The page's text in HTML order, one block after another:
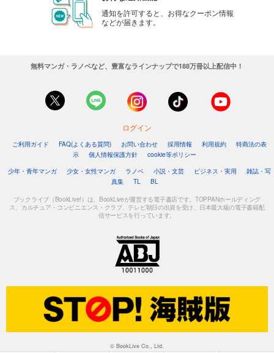
通知を許可すると、お得なクーポン情報
などが届きます。
無料マンガ・ラノベなど、豊富なラインナップで188万冊以上配信中！
ログイン
ご利用ガイド FAQ(よくある質問) お問い合わせ 採用情報 利用規約
特商法の表
示
個人情報保護方針
cookie等ポリシー
少年・青年マンガ
少女・女性マンガ ラノベ 小説・文芸 ビジネス・実用
雑誌・写
真集
TL BL
ブックライブ（BookLive!）は、BookLiveが運営する電子書店です。TOPPANホールディング
ス、カルチュア・コンビニエンス・クラブ、テレビ朝日の出資を受け、日本最大級の電子書籍配
信サービスを行っています。
© BookLive Co., Ltd.